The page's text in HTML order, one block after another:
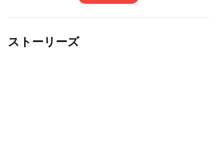
1,000円
/ 高校生相当以下
ストーリーズ